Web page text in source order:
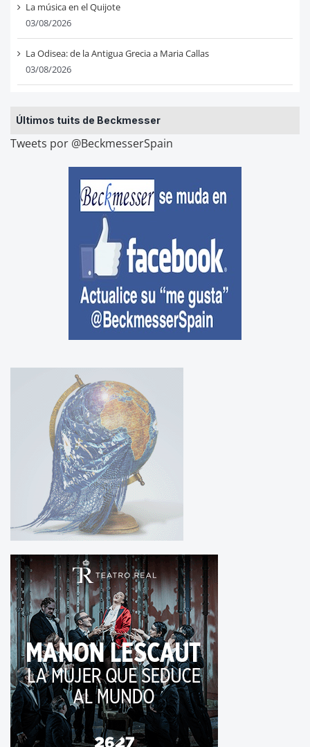
La música en el Quijote
03/08/2026
La Odisea: de la Antigua Grecia a Maria Callas
03/08/2026
Últimos tuits de Beckmesser
Tweets por @BeckmesserSpain